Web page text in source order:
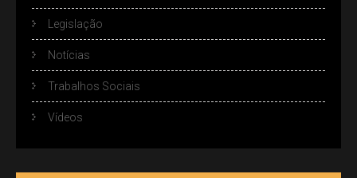
Legislação
Notícias
Trabalhos Sociais
Vídeos